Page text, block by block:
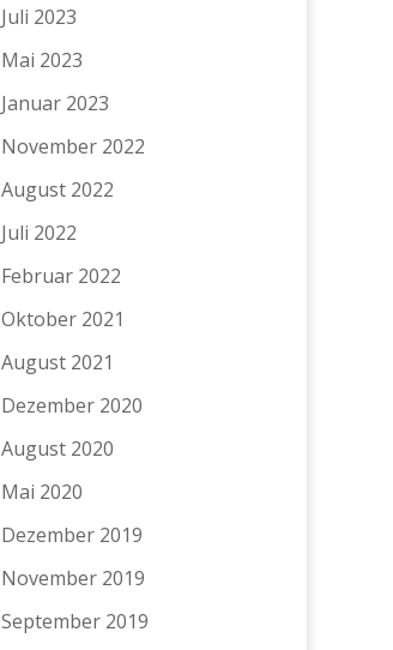
Juli 2023
Mai 2023
Januar 2023
November 2022
August 2022
Juli 2022
Februar 2022
Oktober 2021
August 2021
Dezember 2020
August 2020
Mai 2020
Dezember 2019
November 2019
September 2019